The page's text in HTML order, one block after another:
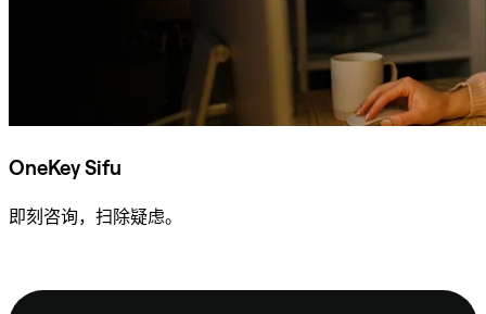
OneKey Sifu
即刻咨询，扫除疑虑。